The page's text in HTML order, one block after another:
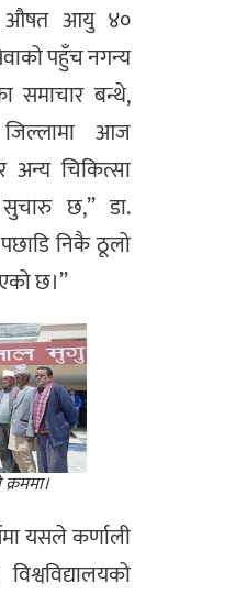
औषत आयु ४०
पहुँच नगन्य
समाचार बन्थे,
जिल्लामा आज
अन्य चिकित्सा
सुचारु छ,” डा.
निकै ठूलो
छ।”
यसले कर्णाली